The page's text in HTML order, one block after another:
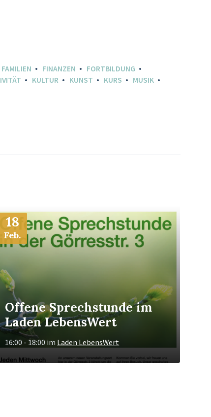
FAMILIEN FINANZEN
FORTBILDUNG
KULTUR KUNST KURS
MUSIK
18
Feb.
Offene Sprechstunde im
Laden LebensWert
16:00 - 18:00 im Laden LebensWert